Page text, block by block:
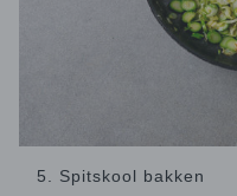
5. Spitskool bakken